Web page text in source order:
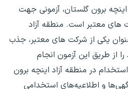
برون گلستان، آزمونی جهت
های معتبر است. منطقه آزاد
یکی از شرکت های معتبر، جذب
از طریق این آزمون انجام
در منطقه آزاد اینچه برون
و اطلاعیه‌های استخدامی